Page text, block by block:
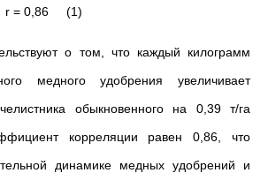
r = 0,86 (1)
о том, что каждый килограмм
медного удобрения увеличивает
обыкновенного на 0,39 т/га
корреляции равен 0,86, что
динамике медных удобрений и